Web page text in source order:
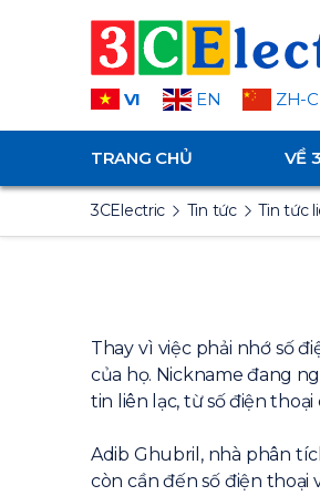
VI EN ZH-
TRANG CHỦ VỀ
3CElectric Tin tức Tin tức
Thay vì việc phải nhớ số
của họ. Nickname đang
tin liên lạc, từ số điện
Adib Ghubril, nhà phân
còn cần đến số điện thoại